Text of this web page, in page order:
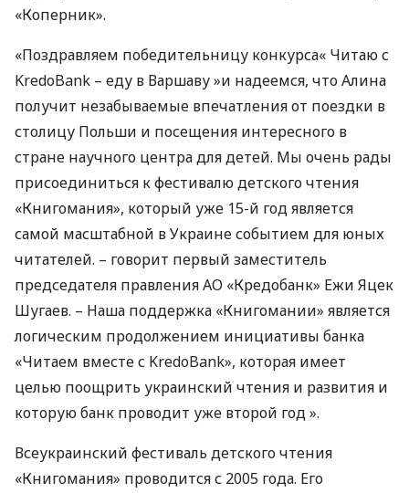
«Коперник».
«Поздравляем победительницу конкурса« Читаю с
KredoBank – еду в Варшаву »и надеемся, что Алина
получит незабываемые впечатления от поездки в
столицу Польши и посещения интересного в
стране научного центра для детей. Мы очень рады
присоединиться к фестивалю детского чтения
«Книгомания», который уже 15-й год является
самой масштабной в Украине событием для юных
читателей. – говорит первый заместитель
председателя правления АО «Кредобанк» Ежи Яцек
Шугаев. – Наша поддержка «Книгомании» является
логическим продолжением инициативы банка
«Читаем вместе с KredoBank», которая имеет
целью поощрить украинский чтения и развития и
которую банк проводит уже второй год ».
Всеукраинский фестиваль детского чтения
«Книгомания» проводится с 2005 года. Его